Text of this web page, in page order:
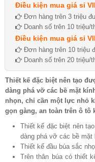
Điều kiện mua giá sỉ
Đơn hàng trên 3 triệu
Doanh số trên 10 triệu/
Điều kiện mua giá sỉ
Đơn hàng trên 10 triệu
Doanh số trên 20 triệu/
Thiết kế đặc biệt nên tạo
dàng phá vỡ các bề mặt
nhọn, chỉ cần một lực nhỏ
gọn gàng, an toàn trên ô tô
Thiết kế đặc biệt nên
dàng phá vỡ các bề
Thiết kế đầu búa sắc
Trên thân búa có thiết